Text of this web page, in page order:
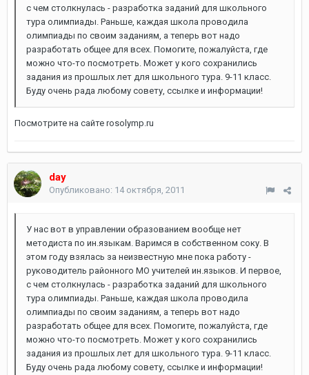
с чем столкнулась - разработка заданий для школьного
тура олимпиады. Раньше, каждая школа проводила
олимпиады по своим заданиям, а теперь вот надо
разработать общее для всех. Помогите, пожалуйста, где
можно что-то посмотреть. Может у кого сохранились
задания из прошлых лет для школьного тура. 9-11 класс.
Буду очень рада любому совету, ссылке и информации!
Посмотрите на сайте rosolymp.ru
day
Опубликовано: 14 октября, 2011
У нас вот в управлении образованием вообще нет
методиста по ин.языкам. Варимся в собственном соку. В
этом году взялась за неизвестную мне пока работу -
руководитель районного МО учителей ин.языков. И первое,
с чем столкнулась - разработка заданий для школьного
тура олимпиады. Раньше, каждая школа проводила
олимпиады по своим заданиям, а теперь вот надо
разработать общее для всех. Помогите, пожалуйста, где
можно что-то посмотреть. Может у кого сохранились
задания из прошлых лет для школьного тура. 9-11 класс.
Буду очень рада любому совету, ссылке и информации!